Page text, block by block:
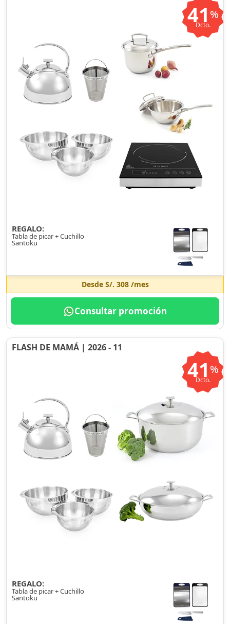
41 %
Dcto.
REGALO:
Tabla de picar + Cuchillo
Santoku
Desde S/. 308/mes
Consultar promoción
FLASH DE MAMÁ | 2026 - 11
41 %
Dcto.
REGALO:
Tabla de picar + Cuchillo
Santoku